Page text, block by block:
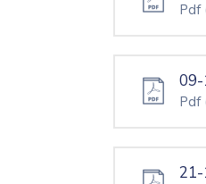
Pdf
Pdf